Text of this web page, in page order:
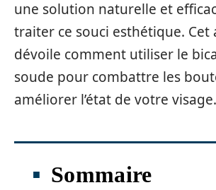
une solution naturelle et
traiter ce souci esthétique. Cet
dévoile comment utiliser le
soude pour combattre les
améliorer l’état de votre visage.
Sommaire